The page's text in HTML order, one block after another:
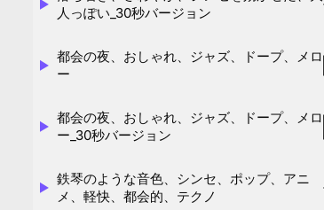
人っぽい_30秒バージョン
都会の夜、おしゃれ、ジャズ、ドープ、メロ
ー
都会の夜、おしゃれ、ジャズ、ドープ、メロ
ー_30秒バージョン
鉄琴のような音色、シンセ、ポップ、アニ
メ、軽快、都会的、テクノ